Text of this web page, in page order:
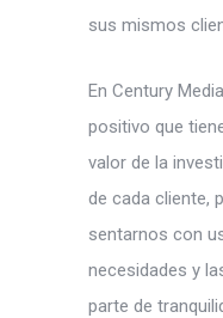
sus mismos
En Century
positivo que
valor de la
de cada cliente,
sentarnos con
necesidades y
parte de